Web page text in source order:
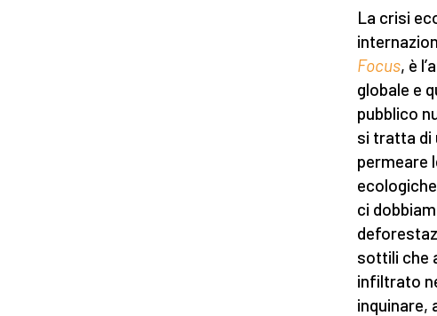
La crisi
Focus, è
globale e
pubblico
si tratta di
permeare
ci
sottili che
infiltrato
inquinare,